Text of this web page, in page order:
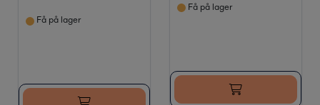
Få på lager
Få på lager